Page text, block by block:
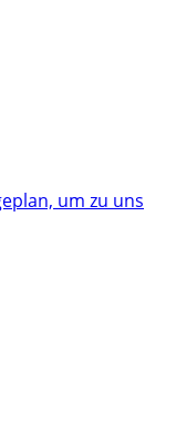
um zu uns